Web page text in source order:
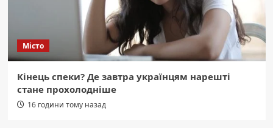
Місто
Кінець спеки? Де завтра українцям нарешті
стане прохолодніше
16 години тому назад